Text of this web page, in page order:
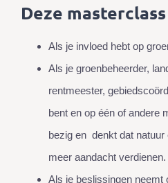
Deze
Als je invloed hebt op
Als je groenbeheerder,
rentmeester,
bent en op één of andere
bezig en denkt dat
meer aandacht verdienen.
Als je beslissingen neemt